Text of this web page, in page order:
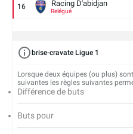
16 Racing D'abidjan
Relégué
brise-cravate Ligue 1
Lorsque deux équipes (ou plus)
suivantes les règles suivantes
Différence de buts
Buts pour